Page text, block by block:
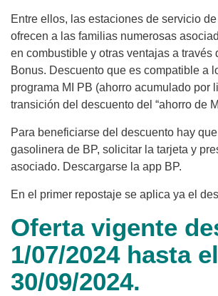
Entre ellos, las estaciones de servicio
ofrecen a las familias numerosas
en combustible y otras ventajas a través
Bonus. Descuento que es compatible a
programa MI PB (ahorro acumulado por
transición del descuento del “ahorro de
Para beneficiarse del descuento hay
gasolinera de BP, solicitar la tarjeta y
asociado. Descargarse la app BP.
En el primer repostaje se aplica ya el
Oferta vigente
1/07/2024 hasta el
30/09/2024.